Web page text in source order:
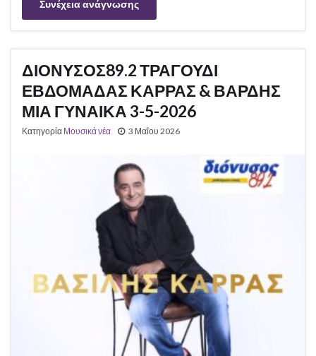
Συνέχεια ανάγνωσης
ΔΙΟΝΥΣΟΣ89.2 ΤΡΑΓΟΥΔΙ
ΕΒΔΟΜΑΔΑΣ ΚΑΡΡΑΣ & ΒΑΡΔΗΣ
ΜΙΑ ΓΥΝΑΙΚΑ 3-5-2026
Κατηγορία Μουσικά νέα 3 Μαΐου 2026